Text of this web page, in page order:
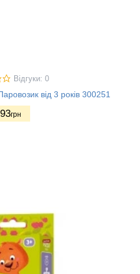
Відгуки: 0
від 3 років 300251
грн